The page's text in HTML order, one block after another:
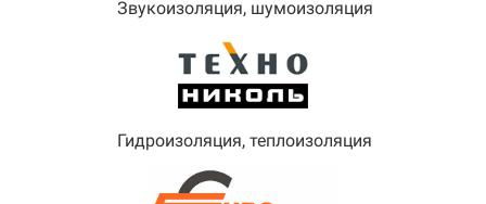
Звукоизоляция, шумоизоляция
Гидроизоляция, теплоизоляция